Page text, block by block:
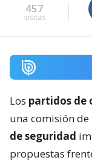
457
visitas
Los partidos de
una comisión
de seguridad
propuestas